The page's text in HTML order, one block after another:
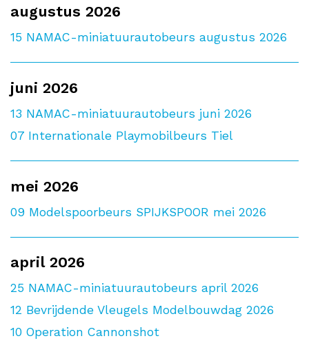
augustus 2026
15 NAMAC-miniatuurautobeurs augustus 2026
juni 2026
13 NAMAC-miniatuurautobeurs juni 2026
07 Internationale Playmobilbeurs Tiel
mei 2026
09 Modelspoorbeurs SPIJKSPOOR mei 2026
april 2026
25 NAMAC-miniatuurautobeurs april 2026
12 Bevrijdende Vleugels Modelbouwdag 2026
10 Operation Cannonshot